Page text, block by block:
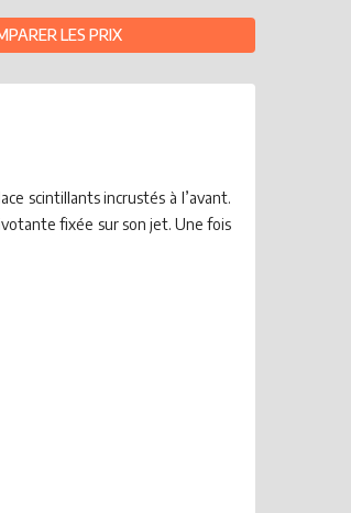
LES PRIX
scintillants incrustés à l’avant.
fixée sur son jet. Une fois